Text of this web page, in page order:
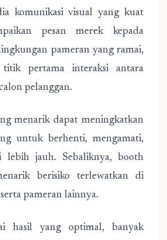
komunikasi visual yang kuat
pesan merek kepada
pameran yang ramai,
pertama interaksi antara
pelanggan.
menarik dapat meningkatkan
untuk berhenti, mengamati,
lebih jauh. Sebaliknya, booth
berisiko terlewatkan di
pameran lainnya.
hasil yang optimal, banyak